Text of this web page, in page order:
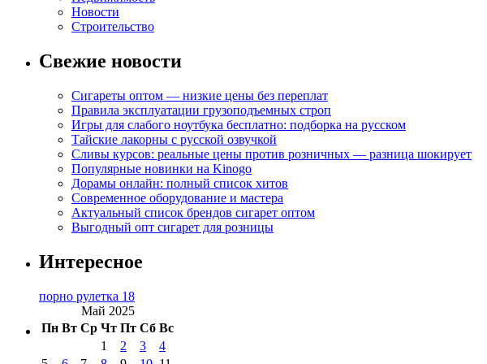
Новости
Строительство
Свежие новости
Сигареты оптом — низкие цены без переплат
Правила эксплуатации грузоподъемных строп
Игры для слабого ноутбука бесплатно: подборка на русском
Тайские лакорны с русской озвучкой
Сливы курсов: реальные цены против розничных — разница шокирует
Популярные новинки на Kinogo
Дорамы онлайн: полный список хитов
Современное оборудование и мастера
Актуальный список брендов сигарет оптом
Выгодный опт сигарет для розницы
Интересное
порно рулетка 18
Май 2025
Пн Вт Ср Чт Пт Сб Вс
1
2 3
4